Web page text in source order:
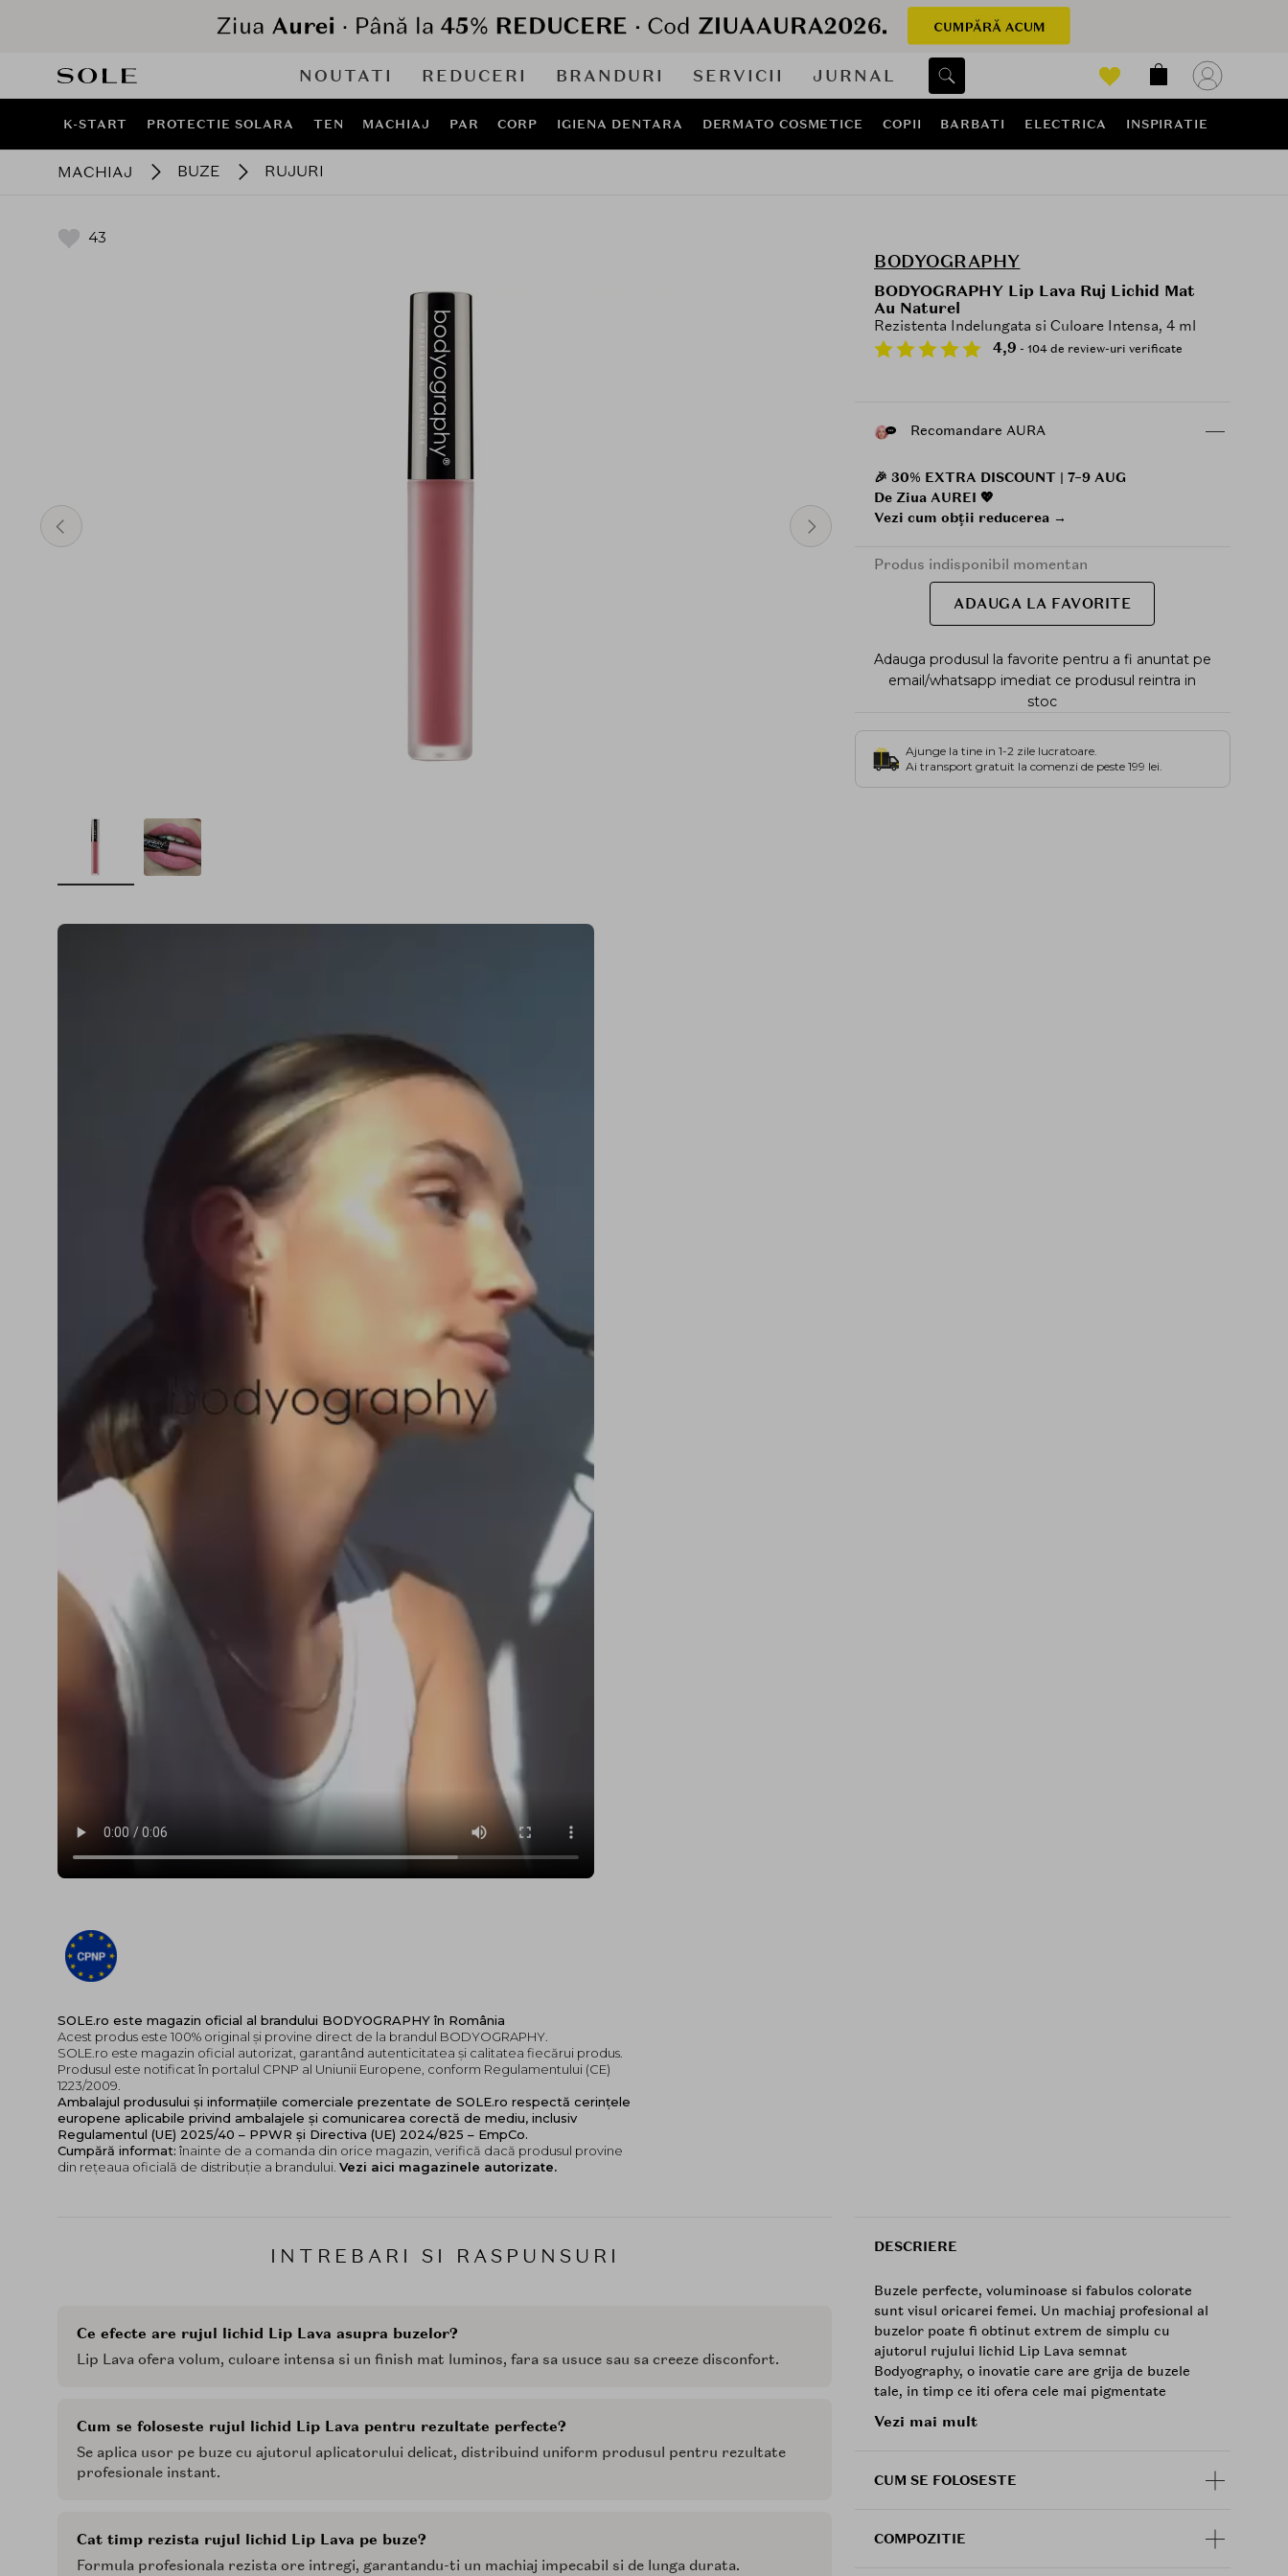
NOUTATI REDUCERI BRANDURI SERVICII JURNAL
K-START PROTECTIE SOLARA TEN MACHIAJ PAR CORP IGIENA DENTARA DERMATO COSMETICE COPII BARBATI ELECTRICA INSPIRATIE
MACHIAJ BUZE RUJURI
43
SOLE.ro este magazin oficial al brandului BODYOGRAPHY în România
Acest produs este 100% original și provine direct de la brandul BODYOGRAPHY.
SOLE.ro este magazin oficial autorizat, garantând autenticitatea și calitatea fiecărui produs.
Produsul este notificat în portalul CPNP al Uniunii Europene, conform Regulamentului (CE)
1223/2009.
Ambalajul produsului și informațiile comerciale prezentate de SOLE.ro respectă cerințele
europene aplicabile privind ambalajele și comunicarea corectă de mediu, inclusiv
Regulamentul (UE) 2025/40 – PPWR și Directiva (UE) 2024/825 – EmpCo.
Cumpără informat: înainte de a comanda din orice magazin, verifică dacă produsul provine
din rețeaua oficială de distribuție a brandului. Vezi aici magazinele autorizate.
BODYOGRAPHY
BODYOGRAPHY Lip Lava Ruj Lichid Mat
Au Naturel
Rezistenta Indelungata si Culoare Intensa, 4 ml
4,9 - 104 de review-uri verificate
Recomandare AURA
🎉 30% EXTRA DISCOUNT | 7–9 AUG
De Ziua AUREI 💖
Vezi cum obții reducerea →
Produs indisponibil momentan
ADAUGA LA FAVORITE
Adauga produsul la favorite pentru a fi anuntat pe
email/whatsapp imediat ce produsul reintra in
stoc
Ajunge la tine in 1-2 zile lucratoare.
Ai transport gratuit la comenzi de peste 199 lei.
INTREBARI SI RASPUNSURI
Ce efecte are rujul lichid Lip Lava asupra buzelor?
Lip Lava ofera volum, culoare intensa si un finish mat luminos, fara sa usuce sau sa creeze disconfort.
Cum se foloseste rujul lichid Lip Lava pentru rezultate perfecte?
Se aplica usor pe buze cu ajutorul aplicatorului delicat, distribuind uniform produsul pentru rezultate
profesionale instant.
Cat timp rezista rujul lichid Lip Lava pe buze?
Formula profesionala rezista ore intregi, garantandu-ti un machiaj impecabil si de lunga durata.
DESCRIERE
Buzele perfecte, voluminoase si fabulos colorate
sunt visul oricarei femei. Un machiaj profesional al
buzelor poate fi obtinut extrem de simplu cu
ajutorul rujului lichid Lip Lava semnat
Bodyography, o inovatie care are grija de buzele
tale, in timp ce iti ofera cele mai pigmentate
buzele sau sa creeze disconfort. Formula
Aplicatorul delicat asigura distribuirea cantatii
Vezi mai mult
CUM SE FOLOSESTE
COMPOZITIE